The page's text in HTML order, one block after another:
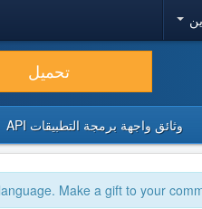
تحميل
وثائق واجهة برمجة التطبيقات API
Make a gift to your